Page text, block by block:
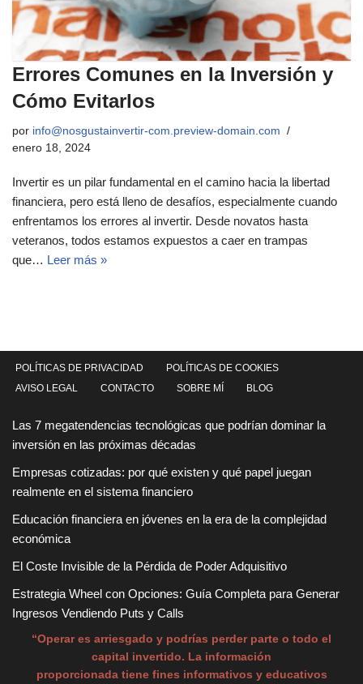
Errores Comunes en la Inversión y
Cómo Evitarlos
por info@nosgustainvertir-com.preview-domain.com
enero 18, 2024
Invertir es un pilar fundamental en el camino hacia la libertad
financiera, pero está lleno de desafíos, especialmente cuando
enfrentamos los errores al invertir. Desde novatos hasta
veteranos, todos estamos expuestos a caer en trampas
que… Leer más »
POLÍTICAS DE PRIVACIDAD
POLÍTICAS DE COOKIES
AVISO LEGAL
CONTACTO SOBRE MÍ BLOG
Las 7 megatendencias tecnológicas que podrían dominar la
inversión en las próximas décadas
Empresas cotizadas: por qué existen y qué papel juegan
realmente en el sistema financiero
Educación financiera en jóvenes en la era de la complejidad
económica
El Coste Invisible de la Pérdida de Poder Adquisitivo
Estrategia Wheel con Opciones: Guía Completa para Generar
Ingresos Vendiendo Puts y Calls
“Operar es arriesgado y podrías perder parte o todo el
capital invertido. La información
proporcionada tiene fines informativos y educativos